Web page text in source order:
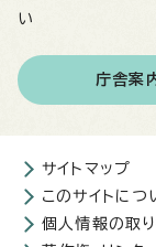
い
庁舎案
サイトマップ
このサイトにつ
個人情報の取